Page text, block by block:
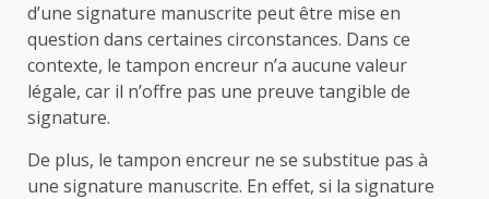
d’une signature manuscrite peut être mise en
question dans certaines circonstances. Dans ce
contexte, le tampon encreur n’a aucune valeur
légale, car il n’offre pas une preuve tangible de
signature.
De plus, le tampon encreur ne se substitue pas à
une signature manuscrite. En effet, si la signature